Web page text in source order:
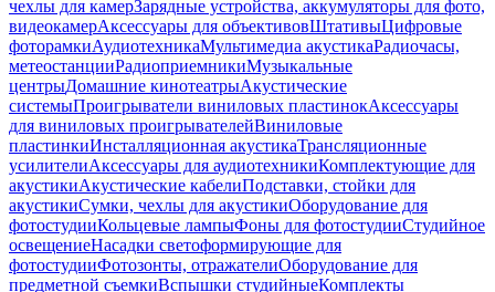
чехлы для камерЗарядные устройства, аккумуляторы для фото,
видеокамерАксессуары для объективовШтативыЦифровые
фоторамкиАудиотехникаМультимедиа акустикаРадиочасы,
метеостанцииРадиоприемникиМузыкальные
центрыДомашние кинотеатрыАкустические
системыПроигрыватели виниловых пластинокАксессуары
для виниловых проигрывателейВиниловые
пластинкиИнсталляционная акустикаТрансляционные
усилителиАксессуары для аудиотехникиКомплектующие для
акустикиАкустические кабелиПодставки, стойки для
акустикиСумки, чехлы для акустикиОборудование для
фотостудииКольцевые лампыФоны для фотостудииСтудийное
освещениеНасадки светоформирующие для
фотостудииФотозонты, отражателиОборудование для
предметной съемкиВспышки студийныеКомплекты